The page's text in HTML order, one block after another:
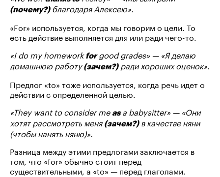
(почему?)благодаря Алексею».
«For» используется, когда мы говорим о цели. То
есть действие выполняется для или ради чего-то.
«I do my homework forgood grades» — «Я делаю
домашнюю работу(зачем?)ради хороших оценок».
Предлог «to» тоже используется, когда речь идет о
действии с определенной целью.
«They want to consider me asa babysitter» — «Они
хотят рассмотреть меня (зачем?)в качестве няни
(чтобы нанять няню)».
Разница между этими предлогами заключается в
том, что «for» обычно стоит перед
существительными, а «to» — перед глаголами.